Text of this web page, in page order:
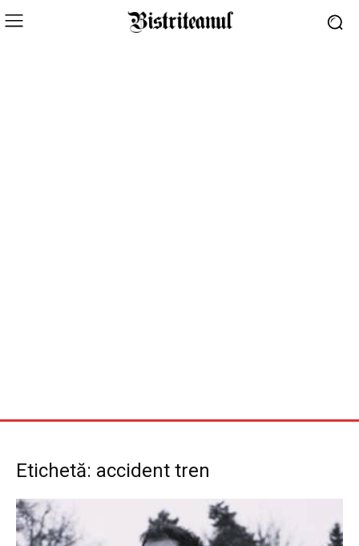
Etichetă: accident tren